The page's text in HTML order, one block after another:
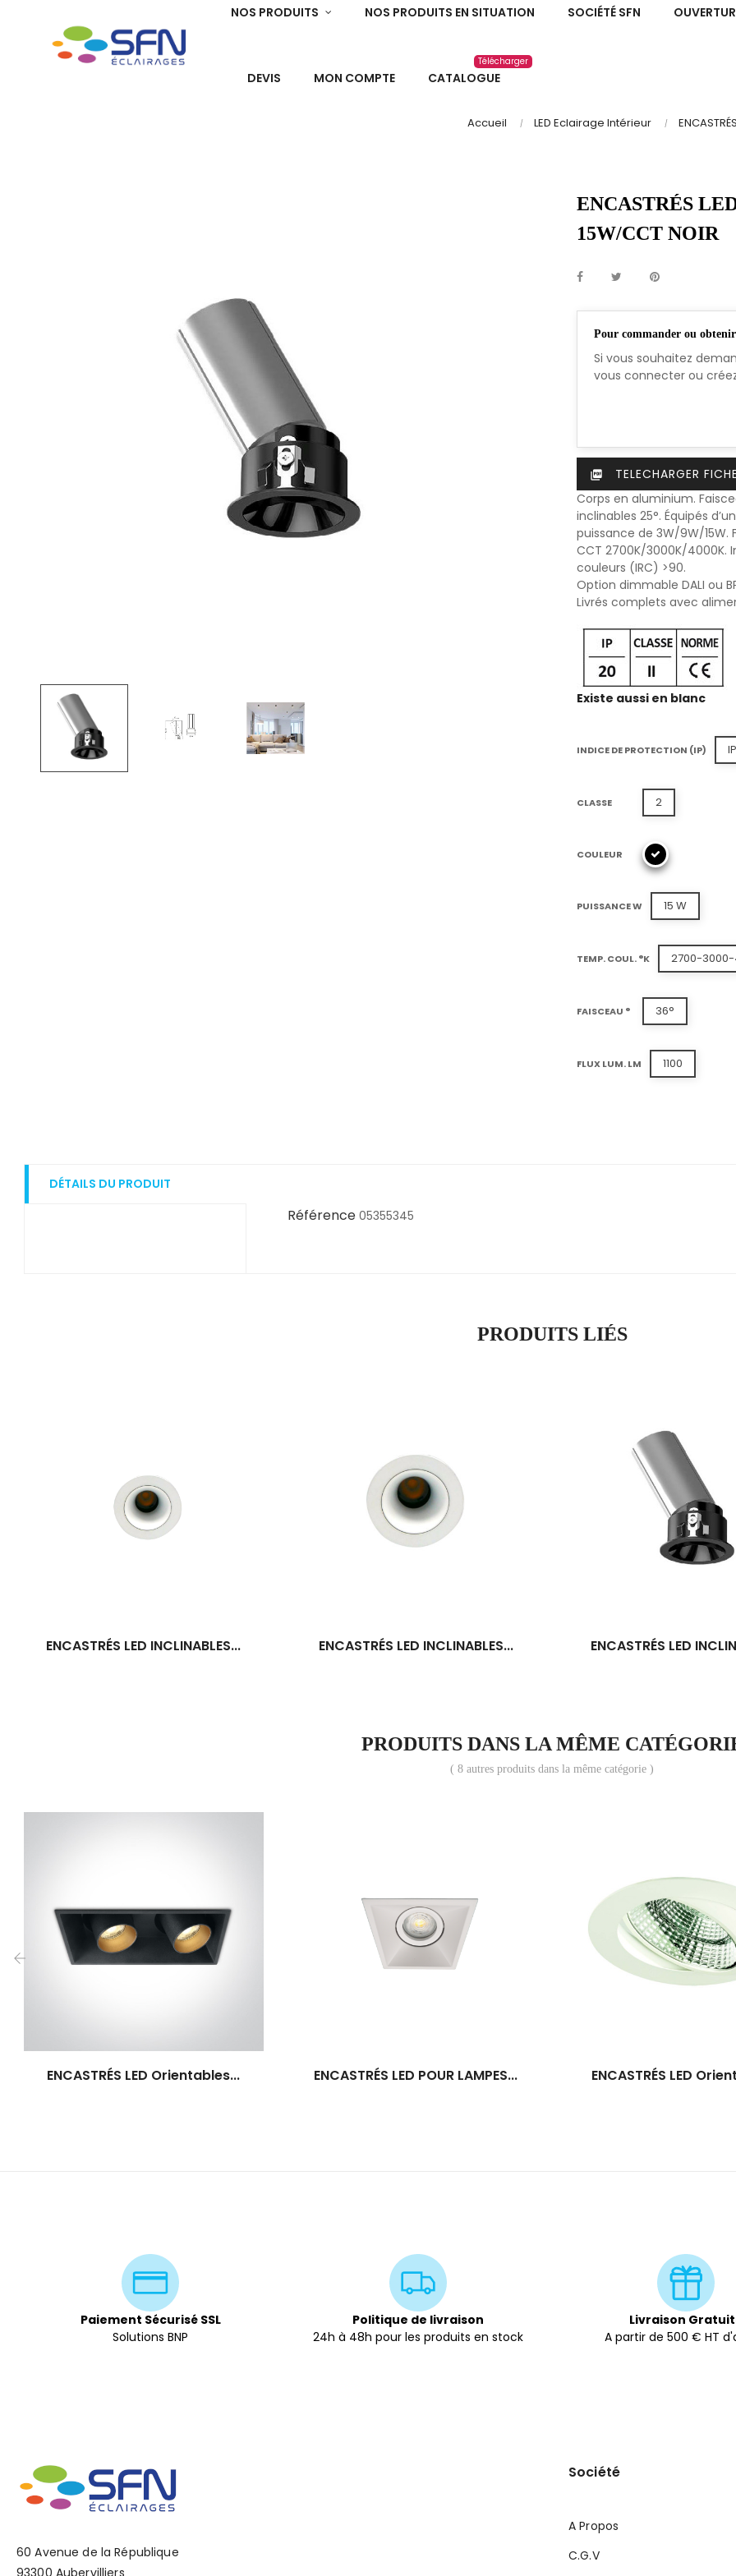
NOS PRODUITS NOS PRODUITS EN SITUATION SOCIÉTÉ SFN
DEVIS MON COMPTE CATALOGUE
Télécharger
Accueil LED Eclairage Intérieur
ENCASTRÉS
15W/CCT NOIR
Pour commander ou
Si vous souhaitez
vous connecter ou
picture_as_pdf
TELECHARGER
Corps en aluminium.
inclinables 25°. Équipés
puissance de 3W/9W/15W.
CCT 2700K/3000K/4000K.
couleurs (IRC) >90.
Option dimmable DALI ou
Livrés complets avec
Existe aussi en blanc
INDICE DE PROTECTION (IP)
CLASSE 2
COULEUR
PUISSANCE W 15 W
TEMP. COUL. °K 2700-
FAISCEAU ° 36°
FLUX LUM. LM 1100
DÉTAILS DU PRODUIT
Référence 05355345
PRODUITS LIÉS
ENCASTRÉS LED INCLINABLES... ENCASTRÉS LED INCLINABLES... ENCASTRÉS LED
PRODUITS DANS LA MÊME
( 8 autres produits dans la même catégorie )
ENCASTRÉS LED Orientables... ENCASTRÉS LED POUR LAMPES... ENCASTRÉS LED
Paiement Sécurisé SSL
Solutions BNP
Politique de livraison
24h à 48h pour les produits en stock
Livraison
A partir de 500 € HT
60 Avenue de la République
Société
A Propos
C.G.V